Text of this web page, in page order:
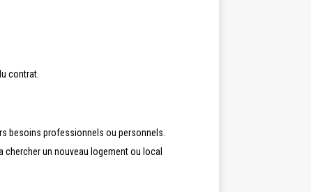
contrat.
besoins professionnels ou personnels.
chercher un nouveau logement ou local